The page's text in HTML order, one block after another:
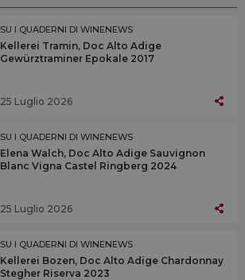
SU I QUADERNI DI WINENEWS
Kellerei Tramin, Doc Alto Adige
Gewürztraminer Epokale 2017
25 Luglio 2026
SU I QUADERNI DI WINENEWS
Elena Walch, Doc Alto Adige Sauvignon
Blanc Vigna Castel Ringberg 2024
25 Luglio 2026
SU I QUADERNI DI WINENEWS
Kellerei Bozen, Doc Alto Adige Chardonnay
Stegher Riserva 2023